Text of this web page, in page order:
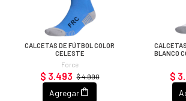
CALCETAS DE FÚTBOL COLOR
CELESTE
Force
$ 4.990
$ 3.493
Agregar
BLANCO
$